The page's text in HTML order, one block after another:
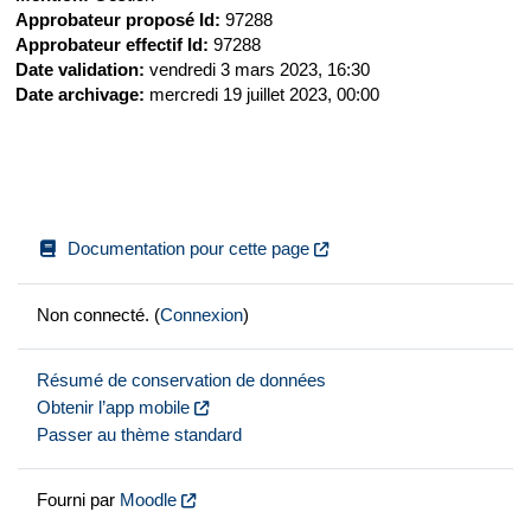
Approbateur proposé Id: 97288
Approbateur effectif Id: 97288
Date validation: vendredi 3 mars 2023, 16:30
Date archivage: mercredi 19 juillet 2023, 00:00
Documentation pour cette page
Non connecté. (Connexion)
Résumé de conservation de données
Obtenir l’app mobile
Passer au thème standard
Fourni par Moodle